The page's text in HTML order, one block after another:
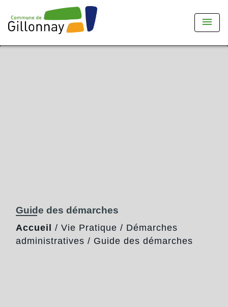
menu
Guide des démarches
Accueil / Vie Pratique / Démarches
administratives / Guide des démarches